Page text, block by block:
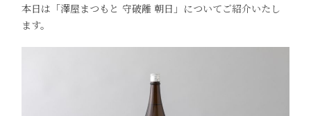
本日は「澤屋まつもと 守破離 朝日」についてご紹介いたし
ます。